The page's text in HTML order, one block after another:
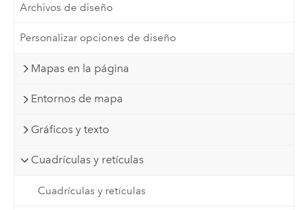
Archivos de diseño
Personalizar opciones de diseño
Mapas en la página
Entornos de mapa
Gráficos y texto
Cuadrículas y retículas
Cuadrículas y retículas